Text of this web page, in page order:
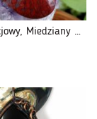
Jaspis brekcjowy, Miedziany wisior z jaspisem